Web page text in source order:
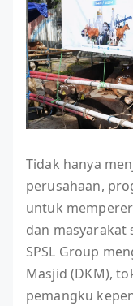
Tidak hanya
perusahaan,
untuk
dan masyarakat
SPSL Group
Masjid (DKM),
pemangku